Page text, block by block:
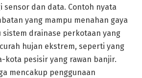
sensor dan data. Contoh nyata
yang mampu menahan gaya
sistem drainase perkotaan yang
hujan ekstrem, seperti yang
kota pesisir yang rawan banjir.
mencakup penggunaan